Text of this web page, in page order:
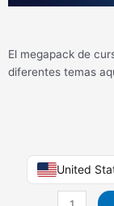
El megapack de
diferentes temas
United
Megapack
de